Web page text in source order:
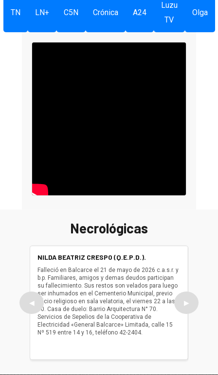
TN LN+ C5N Crónica A24
Luzu
TV
Olga
Necrológicas
◀
NILDA BEATRIZ CRESPO (Q.E.P.D.).
Falleció en Balcarce el 21 de mayo de 2026 c.a.s.r. y
b.p. Familiares, amigos y demas deudos participan
su fallecimiento. Sus restos son velados para luego
ser inhumados en el Cementerio Municipal, previo
oficio religioso en sala velatoria, el viernes 22 a las
10. Casa de duelo: Barrio Arquitectura N° 70.
Servicios de Sepelios de la Cooperativa de
Electricidad «General Balcarce» Limitada, calle 15
Nº 519 entre 14 y 16, teléfono 42-2404.
ser
oficio
▶